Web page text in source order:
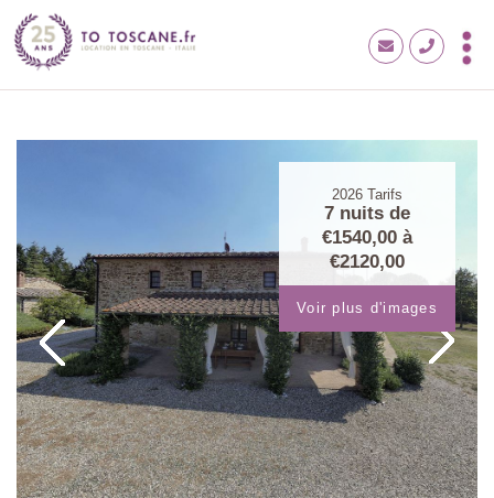
2026 Tarifs
7 nuits de
€1540,00 à
€2120,00
Voir plus d'images